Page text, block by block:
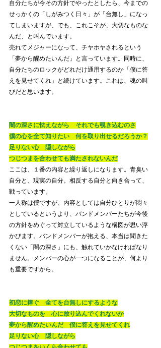
自分たちが今その方針でやったとしたら、今までの
せっかくの「しがみつく日々」が「台無し」になっ
てしまいますが、でも、これこそが、大切なものな
んだ、と叫んでいます。
売れてメジャーになって、チヤホヤされるという
「夢から醒めたいんだ」と言っています。同時に、
自分たちのロックがどれだけ通用するのか「僕に答
えを見せてくれ」と続けています。これは、魂の叫
びだと思います。
闇の深さに怯えながら　それでも覗き込むのさ
僕の心を全て知りたい　何を取り出せるだろうか？
足りない心　隠しながら
つじつまを合わせても満たされないんだ
ここは、１番の内容と繰り返しになります。青臭い
自分と、現実の自分。相反する自分と向き合って、
戦っています。
一人称は僕ですが、内容としては自分ひとりが悶々
としているというより、バンドメンバーたちが今後
の方針をめぐって対立しているような構図が思い浮
かびます。バンドメンバーが抱える、本当は聞きた
くない「闇の深さ」にも、触れていかなければなり
ません。メンバーの心が一つになることが、何より
も重要ですから。
初恋に捧ぐ　全てを台無しにするような
大切なものを　心に放り込んでくれないか
夢から醒めたいんだ　僕に答えを見せてくれ
足りない心　隠しながら